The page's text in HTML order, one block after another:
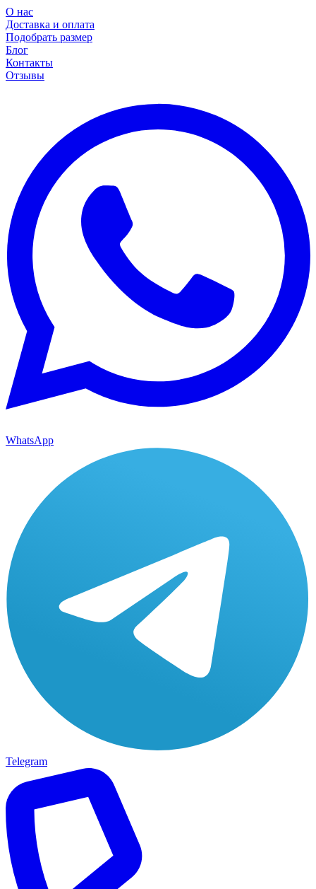
О нас
Доставка и оплата
Подобрать размер
Блог
Контакты
Отзывы
WhatsApp
Telegram